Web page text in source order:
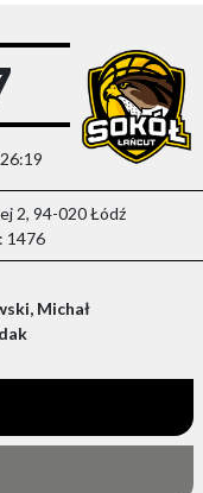
2, 94-020 Łódź
1476
Michał